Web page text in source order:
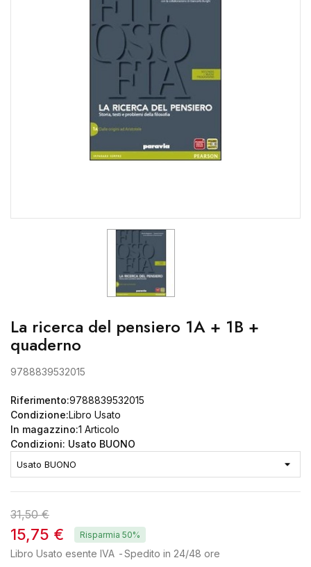
La ricerca del pensiero 1A + 1B +
quaderno
9788839532015
Riferimento:9788839532015
Condizione:Libro Usato
In magazzino:1 Articolo
Condizioni: Usato BUONO
31,50 €
15,75 € Risparmia 50%
Libro Usato esente IVA Spedito in 24/48 ore